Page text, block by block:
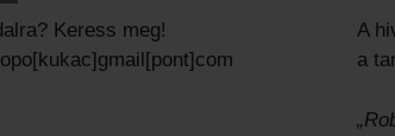
A
a
Keress meg!